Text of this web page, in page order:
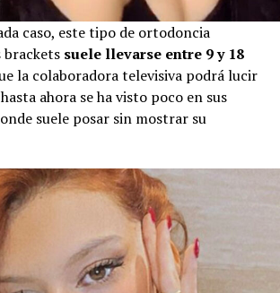
caso, este tipo de ortodoncia
suele llevarse entre 9 y 18
la colaboradora televisiva podrá lucir
ahora se ha visto poco en sus
suele posar sin mostrar su